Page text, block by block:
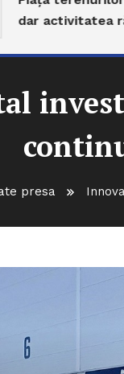
activitatea
presa